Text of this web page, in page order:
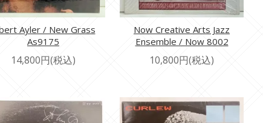
Ayler / New Grass
As9175
14,800円(税込)
Now Creative Arts Jazz
Ensemble / Now 8002
10,800円(税込)